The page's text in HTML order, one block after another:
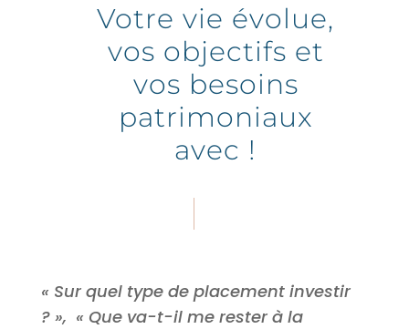
Votre vie évolue,
vos objectifs et
vos besoins
patrimoniaux
avec !
« Sur quel type de placement investir
? », « Que va-t-il me rester à la